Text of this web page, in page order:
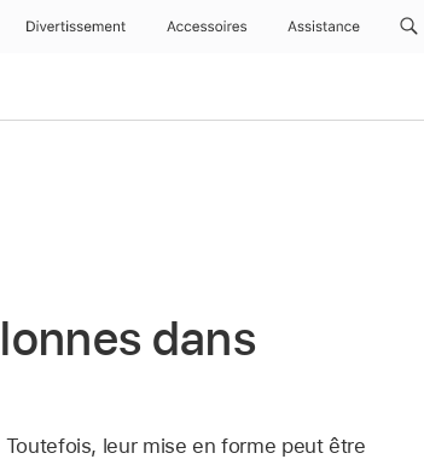
Divertissements Accessoires Assistance
dans
leur mise en forme peut être